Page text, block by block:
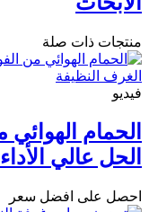
منتجات ذات صلة
فيديو
الحمام الهوائي
الحل عالي
احصل على افضل سعر